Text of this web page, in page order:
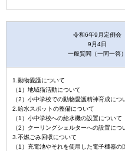
令和6年9月定例会
9月4日
一般質問（一問一答）
1.動物愛護について
（1）地域猫活動について
（2）小中学校での動物愛護精神育成につ
2.給水スポットの整備について
（1）小中学校への給水機の設置について
（2）クーリングシェルターへの設置につ
3.不燃ごみ回収について
（1）充電池やそれを使用した電子機器の